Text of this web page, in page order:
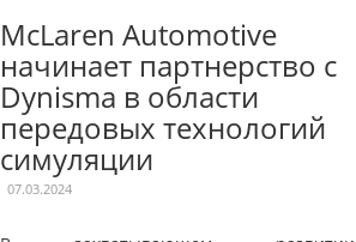
McLaren Automotive
начинает партнерство с
Dynisma в области
передовых технологий
симуляции
07.03.2024